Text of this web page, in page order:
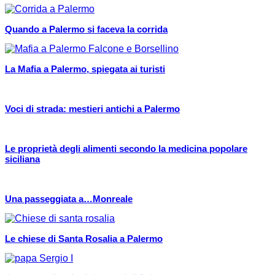
Quando a Palermo si faceva la corrida
La Mafia a Palermo, spiegata ai turisti
Voci di strada: mestieri antichi a Palermo
Le proprietà degli alimenti secondo la medicina popolare
siciliana
Una passeggiata a…Monreale
Le chiese di Santa Rosalia a Palermo